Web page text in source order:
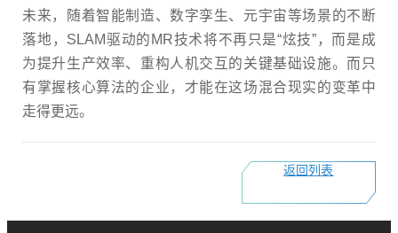
未来，随着智能制造、数字孪生、元宇宙等场景的不断
落地，SLAM驱动的MR技术将不再只是“炫技”，而是成
为提升生产效率、重构人机交互的关键基础设施。而只
有掌握核心算法的企业，才能在这场混合现实的变革中
走得更远。
返回列表